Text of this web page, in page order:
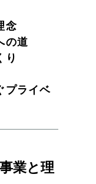
念
の道
り
プライベ
業と理